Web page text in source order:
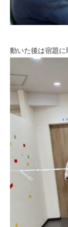
動いた後は宿題に